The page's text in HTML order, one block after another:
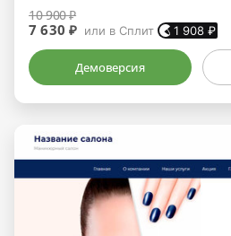
10 900 ₽
7 630 ₽ или в Сплит 1 908 ₽
Демоверсия